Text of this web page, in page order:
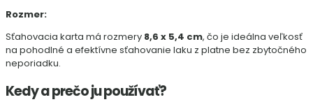
Rozmer:
Sťahovacia karta má rozmery 8,6 x 5,4 cm, čo je ideálna veľkosť
na pohodlné a efektívne sťahovanie laku z platne bez zbytočného
neporiadku.
Kedy a prečo ju používať?